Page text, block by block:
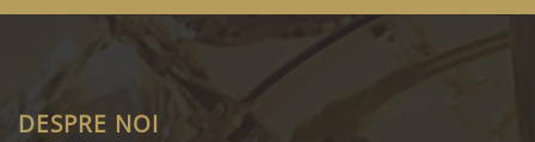
DESPRE NOI